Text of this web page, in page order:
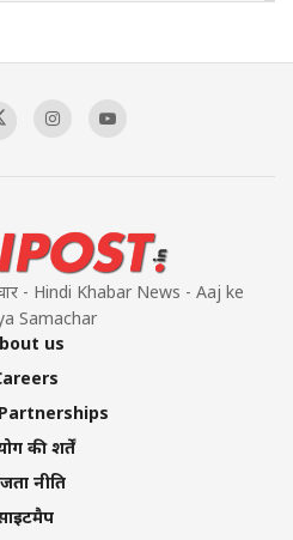
Sagar
- Hindi Khabar News - Aaj ke
Samachar
us
की शर्तें
नीति